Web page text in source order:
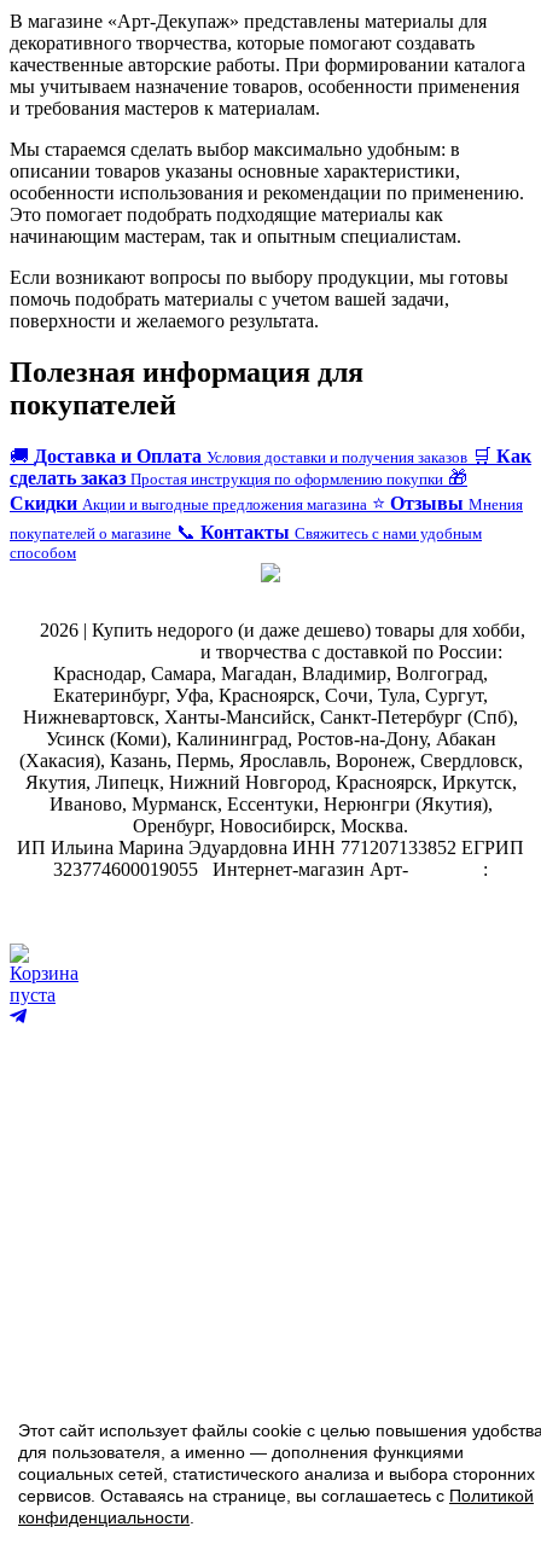
В магазине «Арт-Декупаж» представлены материалы для
декоративного творчества, которые помогают создавать
качественные авторские работы. При формировании каталога
мы учитываем назначение товаров, особенности применения
и требования мастеров к материалам.
Мы стараемся сделать выбор максимально удобным: в
описании товаров указаны основные характеристики,
особенности использования и рекомендации по применению.
Это помогает подобрать подходящие материалы как
начинающим мастерам, так и опытным специалистам.
Если возникают вопросы по выбору продукции, мы готовы
помочь подобрать материалы с учетом вашей задачи,
поверхности и желаемого результата.
Полезная информация для
покупателей
🚚 Доставка и Оплата Условия доставки и получения заказов 🛒 Как
сделать заказ Простая инструкция по оформлению покупки 🎁
Скидки Акции и выгодные предложения магазина ⭐ Отзывы Мнения
покупателей о магазине 📞 Контакты Свяжитесь с нами удобным
способом
2026 | Купить недорого (и даже дешево) товары для хобби,
и творчества с доставкой по России:
Краснодар, Самара, Магадан, Владимир, Волгоград,
Екатеринбург, Уфа, Красноярск, Сочи, Тула, Сургут,
Нижневартовск, Ханты-Мансийск, Санкт-Петербург (Спб),
Усинск (Коми), Калининград, Ростов-на-Дону, Абакан
(Хакасия), Казань, Пермь, Ярославль, Воронеж, Свердловск,
Якутия, Липецк, Нижний Новгород, Красноярск, Иркутск,
Иваново, Мурманск, Ессентуки, Нерюнгри (Якутия),
Оренбург, Новосибирск, Москва.
ИП Ильина Марина Эдуардовна ИНН 771207133852 ЕГРИП
323774600019055
Интернет-магазин Арт-
:
Корзина
пуста
Этот сайт использует файлы cookie с целью повышения
для пользователя, а именно — дополнения функциями
социальных сетей, статистического анализа и выбора сторонних
сервисов. Оставаясь на странице, вы соглашаетесь с Политикой
конфиденциальности